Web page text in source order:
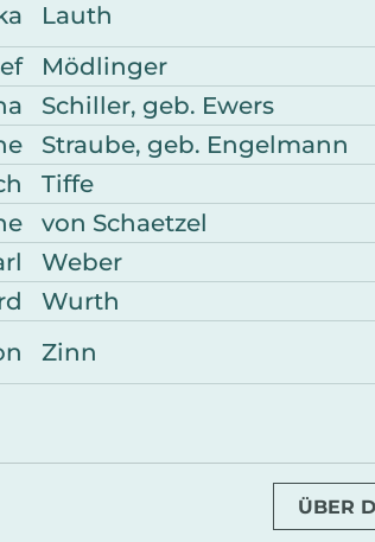
Lauth
Mödlinger
Schiller, geb. Ewers
Straube, geb. Engelmann
Tiffe
von Schaetzel
Weber
Wurth
Zinn
ÜBER